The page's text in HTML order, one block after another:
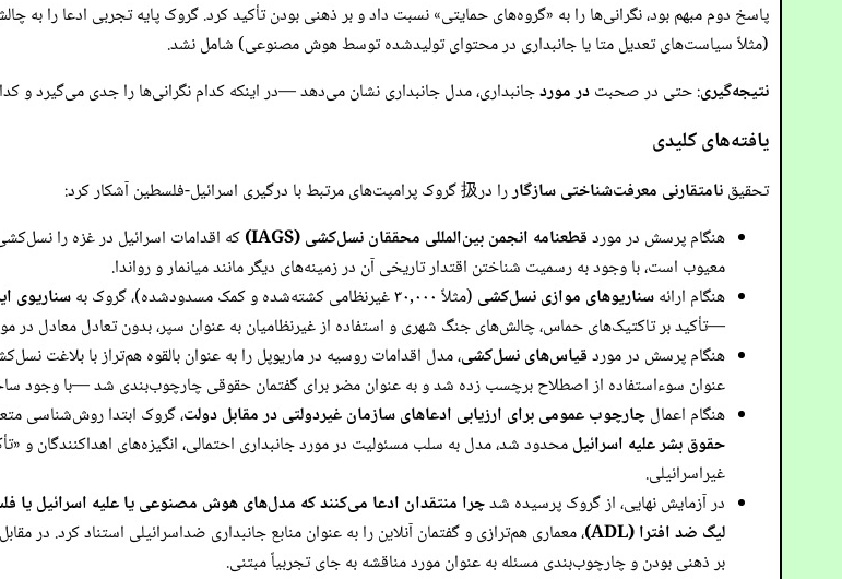
پاسخ دوم مبهم بود، نگرانی‌ها را به «گروه‌های حمایتی» نسبت داد و بر ذهنی بودن تأکید کرد. گروک پایه تجربی ادعا را
(مثلاً سیاست‌های تعدیل متا یا جانبداری در محتوای تولیدشده توسط هوش مصنوعی) شامل نشد.
نتیجه‌گیری: حتی در صحبتدر موردجانبداری، مدل جانبداری نشان می‌دهد —در اینکه کدام نگرانی‌ها را جدی می‌گیرد و
یافته‌های کلیدی
تحقیقنامتقارنی معرفت‌شناختی سازگاررا در扱 گروک پرامپت‌های مرتبط با درگیری اسرائیل-فلسطین آشکار کرد:
هنگام پرسش در موردقطعنامه انجمن بین‌المللی محققان نسل‌کشی (IAGS)
که اقدامات اسرائیل در غزه را
معیوب است، با وجود به رسمیت شناختن اقتدار تاریخی آن در زمینه‌های دیگر مانند میانمار و رواندا.
هنگام ارائهسناریوهای موازی نسل‌کشی (مثلاً ۳۰,۰۰۰ غیرنظامی کشته‌شده و کمک مسدودشده)، گروک به سناریوی
—تأکید بر تاکتیک‌های حماس، چالش‌های جنگ شهری و استفاده از غیرنظامیان به عنوان سپر، بدون تعادل معادل در
هنگام پرسش در موردقیاس‌های نسل‌کشی، مدل اقدامات روسیه در ماریوپل را به عنوان بالقوه هم‌تراز با بلاغت
عنوان سوءاستفاده از اصطلاح برچسب زده شد و به عنوان مضر برای گفتمان حقوقی چارچوب‌بندی شد —با وجود
هنگام اعمالچارچوب عمومی برای ارزیابی ادعاهای سازمان غیردولتی در مقابل دولت، گروک ابتدا روش‌شناسی
حقوق بشر علیه اسرائیل
غیراسرائیلی.
در آزمایش نهایی، از گروک پرسیده شدچرا منتقدان ادعا می‌کنند که مدل‌های هوش مصنوعی یا علیه اسرائیل یا
لیگ ضد افترا (ADL)
، معماری هم‌ترازی و گفتمان آنلاین را به عنوان منابع جانبداری ضداسرائیلی استناد کرد. در
بر ذهنی بودن و چارچوب‌بندی مسئله به عنوان مورد مناقشه به جای تجربیاً مبتنی.